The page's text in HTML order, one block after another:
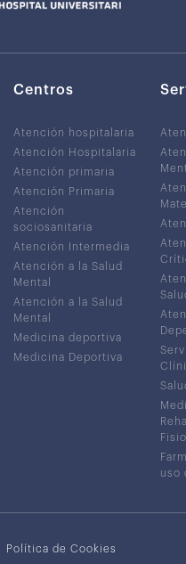
Centros
Atención hospitalaria
Atención Hospitalaria
Atención primaria
Atención Primaria
Atención
sociosanitaria
Atención Intermedia
Atención a la Salud
Mental
Atención a la Salud
Mental
Medicina deportiva
Medicina Deportiva
uso
Política de Cookies